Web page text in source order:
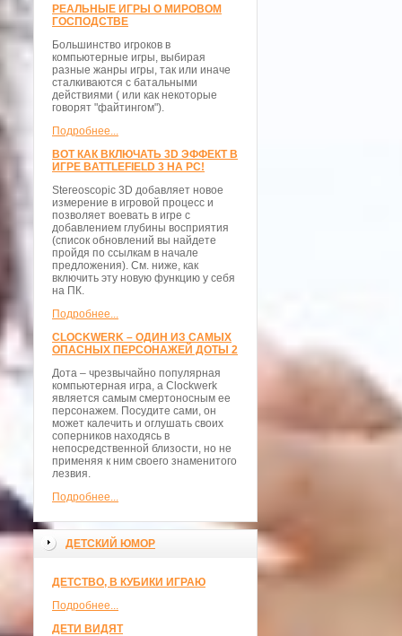
РЕАЛЬНЫЕ ИГРЫ О МИРОВОМ
ГОСПОДСТВЕ
Большинство игроков в
компьютерные игры, выбирая
разные жанры игры, так или иначе
сталкиваются с батальными
действиями ( или как некоторые
говорят "файтингом").
Подробнее...
ВОТ КАК ВКЛЮЧАТЬ 3D ЭФФЕКТ В
ИГРЕ BATTLEFIELD 3 НА PC!
Stereoscopic 3D добавляет новое
измерение в игровой процесс и
позволяет воевать в игре с
добавлением глубины восприятия
(список обновлений вы найдете
пройдя по ссылкам в начале
предложения). См. ниже, как
включить эту новую функцию у себя
на ПК.
Подробнее...
CLOCKWERK – ОДИН ИЗ САМЫХ
ОПАСНЫХ ПЕРСОНАЖЕЙ ДОТЫ 2
Дота – чрезвычайно популярная
компьютерная игра, а Clockwerk
является самым смертоносным ее
персонажем. Посудите сами, он
может калечить и оглушать своих
соперников находясь в
непосредственной близости, но не
применяя к ним своего знаменитого
лезвия.
Подробнее...
ДЕТСКИЙ ЮМОР
ДЕТСТВО, В КУБИКИ ИГРАЮ
Подробнее...
ДЕТИ ВИДЯТ